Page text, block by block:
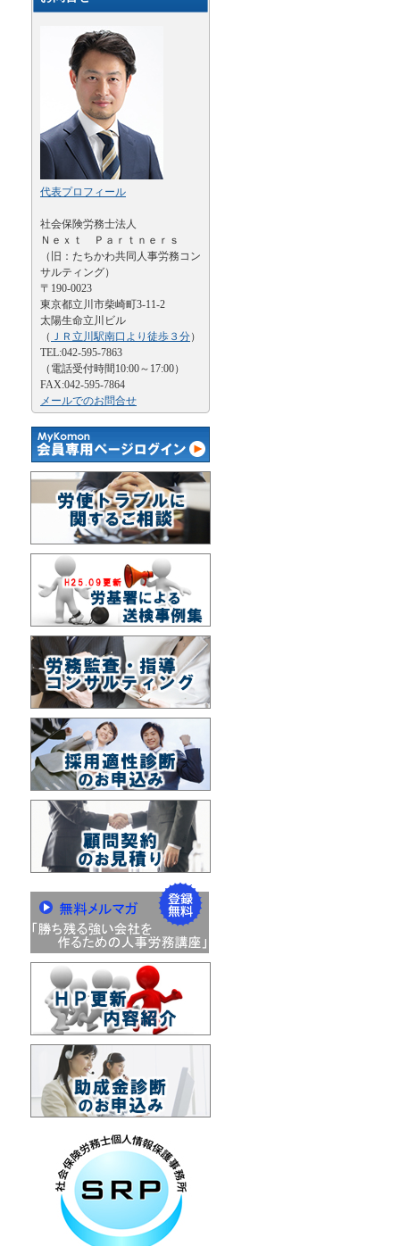
代表プロフィール
社会保険労務士法人
Ｎｅｘｔ Ｐａｒｔｎｅｒｓ
（旧：たちかわ共同人事労務コン
サルティング）
〒190-0023
東京都立川市柴崎町3-11-2
太陽生命立川ビル
（ ＪＲ立川駅南口より徒歩３分）
TEL:042-595-7863
（電話受付時間10:00～17:00）
FAX:042-595-7864
メールでのお問合せ